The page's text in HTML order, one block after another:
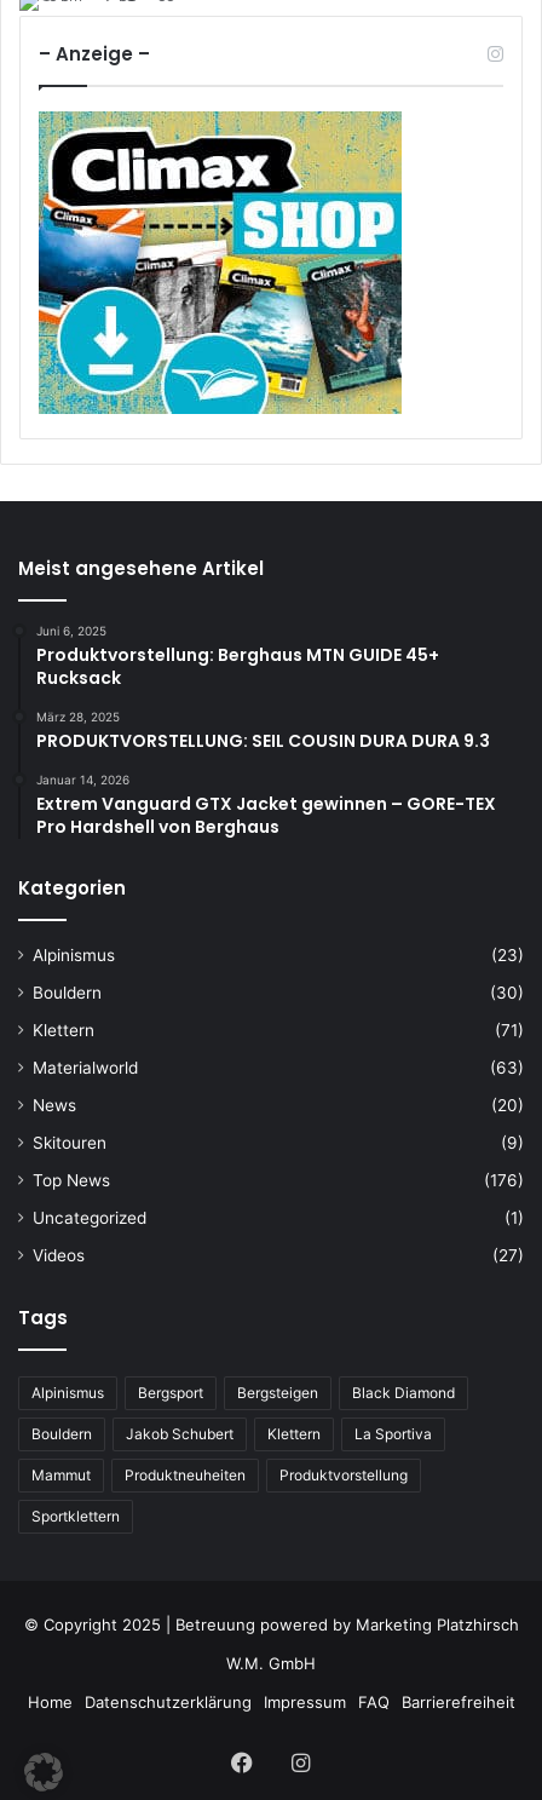
– Anzeige –
Meist angesehene Artikel
Juni 6, 2025
Produktvorstellung: Berghaus MTN GUIDE 45+
Rucksack
März 28, 2025
PRODUKTVORSTELLUNG: SEIL COUSIN DURA DURA 9.3
Januar 14, 2026
Extrem Vanguard GTX Jacket gewinnen – GORE-TEX
Pro Hardshell von Berghaus
Kategorien
Alpinismus
(23)
Bouldern
(30)
Klettern
(71)
Materialworld
(63)
News
(20)
Skitouren
(9)
Top News
(176)
Uncategorized
(1)
Videos
(27)
Tags
Alpinismus Bergsport Bergsteigen Black Diamond
Bouldern Jakob Schubert Klettern La Sportiva
Mammut Produktneuheiten Produktvorstellung
Sportklettern
© Copyright 2025 | Betreuung powered by Marketing Platzhirsch
W.M. GmbH
Home
Datenschutzerklärung Impressum FAQ Barrierefreiheit
FacebookInstagram